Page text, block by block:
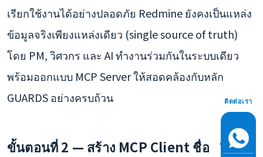
เรียกใช้งานได้อย่างปลอดภัย Redmine ยังคงเป็นแหล่ง
ข้อมูลจริงเพียงแหล่งเดียว (single source of truth)
โดย PM, วิศวกร และ AI ทำงานร่วมกันในระบบเดียว
พร้อมออกแบบ MCP Server ให้สอดคล้องกับหลัก
GUARDS อย่างครบถ้วน
ขั้นตอนที่ 2 — สร้าง MCP Client ชื่อ “AI
ติดต่อเรา